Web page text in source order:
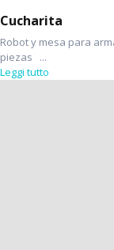
Cucharita
Robot y mesa para
piezas ...
Leggi tutto